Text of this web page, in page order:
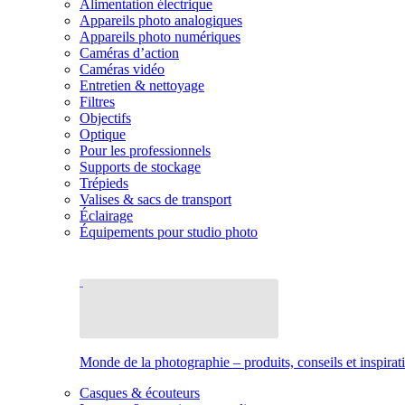
Alimentation électrique
Appareils photo analogiques
Appareils photo numériques
Caméras d’action
Caméras vidéo
Entretien & nettoyage
Filtres
Objectifs
Optique
Pour les professionnels
Supports de stockage
Trépieds
Valises & sacs de transport
Éclairage
Équipements pour studio photo
Monde de la photographie – produits, conseils et
Casques & écouteurs